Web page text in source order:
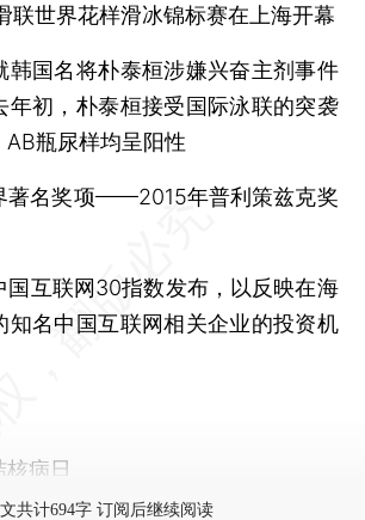
世界花样滑冰锦标赛在上海开幕
国名将朴泰桓涉嫌兴奋主剂事件
年初，朴泰桓接受国际泳联的突袭
瓶尿样均呈阳性
名奖项——2015年普利策兹克奖
互联网30指数发布，以反映在海
知名中国互联网相关企业的投资机
病日
共计694字 订阅后继续阅读